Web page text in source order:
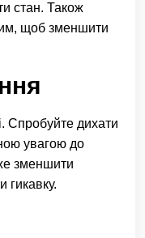
стан. Також
щоб зменшити
Спробуйте дихати
увагою до
зменшити
гикавку.